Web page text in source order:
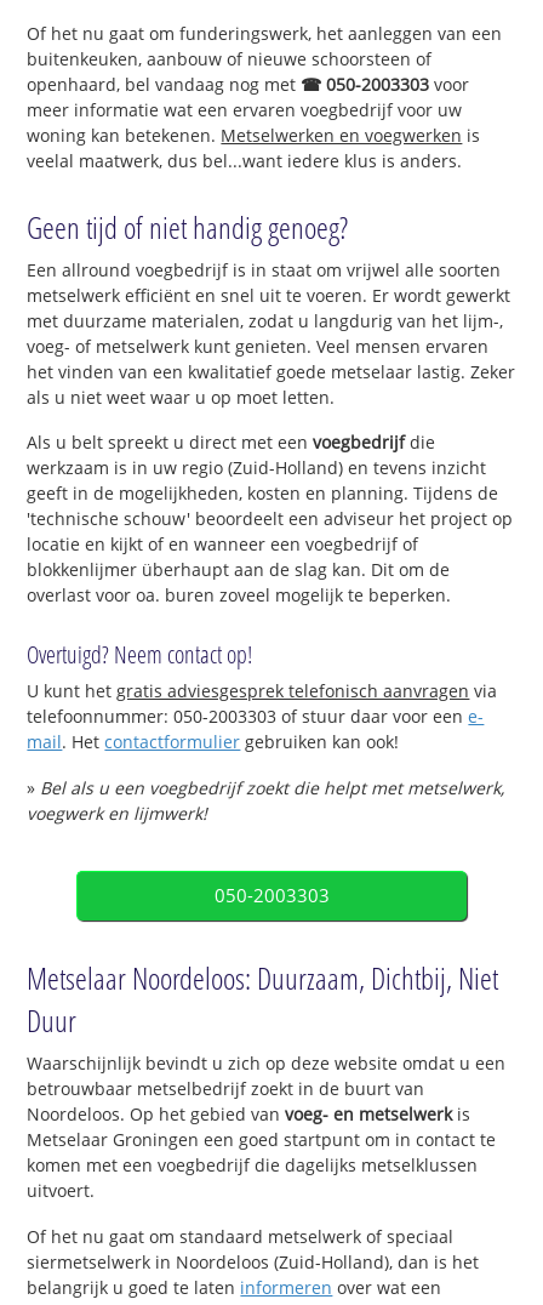
Of het nu gaat om funderingswerk, het aanleggen van een
buitenkeuken, aanbouw of nieuwe schoorsteen of
openhaard, bel vandaag nog met ☎ 050-2003303 voor
meer informatie wat een ervaren voegbedrijf voor uw
woning kan betekenen. Metselwerken en voegwerken is
veelal maatwerk, dus bel...want iedere klus is anders.
Geen tijd of niet handig genoeg?
Een allround voegbedrijf is in staat om vrijwel alle soorten
metselwerk efficiënt en snel uit te voeren. Er wordt gewerkt
met duurzame materialen, zodat u langdurig van het lijm-,
voeg- of metselwerk kunt genieten. Veel mensen ervaren
het vinden van een kwalitatief goede metselaar lastig. Zeker
als u niet weet waar u op moet letten.
Als u belt spreekt u direct met eenvoegbedrijfdie
werkzaam is in uw regio (Zuid-Holland) en tevens inzicht
geeft in de mogelijkheden, kosten en planning. Tijdens de
'technische schouw' beoordeelt een adviseur het project op
locatie en kijkt of en wanneer een voegbedrijf of
blokkenlijmer überhaupt aan de slag kan. Dit om de
overlast voor oa. buren zoveel mogelijk te beperken.
Overtuigd? Neem contact op!
U kunt hetgratis adviesgesprek telefonisch aanvragen via
telefoonnummer: 050-2003303 of stuur daar voor eene-
mail. Hetcontactformulier gebruiken kan ook!
» Bel als u een voegbedrijf zoekt die helpt met metselwerk,
voegwerk en lijmwerk!
050-2003303
Metselaar Noordeloos: Duurzaam, Dichtbij, Niet
Duur
Waarschijnlijk bevindt u zich op deze website omdat u een
betrouwbaar metselbedrijf zoekt in de buurt van
Noordeloos. Op het gebied van voeg- en metselwerkis
Metselaar Groningen een goed startpunt om in contact te
komen met een voegbedrijf die dagelijks metselklussen
uitvoert.
Of het nu gaat om standaard metselwerk of speciaal
siermetselwerk in Noordeloos (Zuid-Holland), dan is het
belangrijk u goed te laten informeren over wat een